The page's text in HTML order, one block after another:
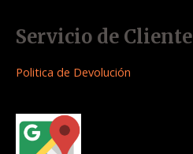
Servicio de Cliente
Politica de Devolución